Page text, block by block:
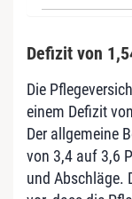
Defizit von
Die
einem Defizit
Der allgemeine
von 3,4 auf 3,6
und Abschläge.